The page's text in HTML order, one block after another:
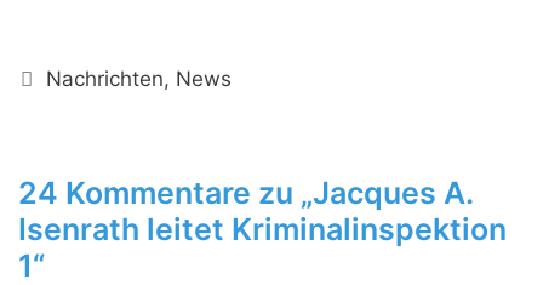
Kategorien
Nachrichten, News
24 Kommentare zu „Jacques A.
Isenrath leitet Kriminalinspektion
1“